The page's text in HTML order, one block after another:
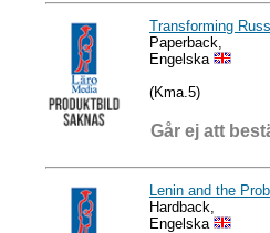
Transforming
Paperback,
Engelska
(Kma.5)
Går ej att
Lenin and the
Hardback,
Engelska